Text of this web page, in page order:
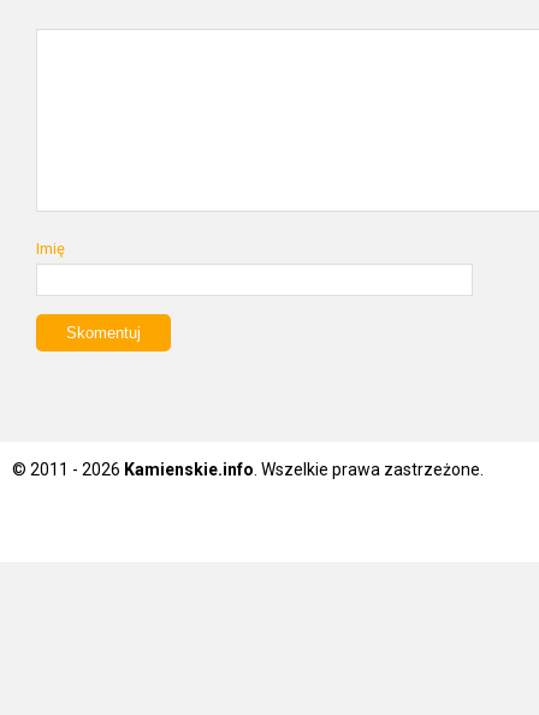
Imię
© 2011 - 2026 Kamienskie.info . Wszelkie prawa zastrzeżone.